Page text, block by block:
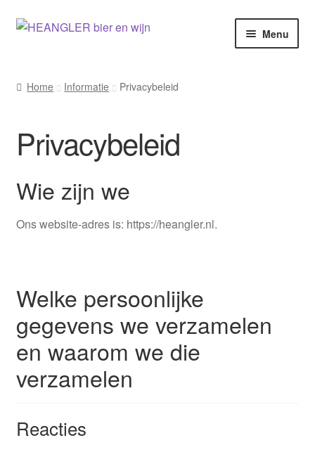
Ga
navigatie
Ga
inhoud
Menu
Home Informatie Privacybeleid
Privacybeleid
Wie zijn we
Ons website-adres is: https://heangler.nl.
Welke persoonlijke
gegevens we verzamelen
en waarom we die
verzamelen
Reacties